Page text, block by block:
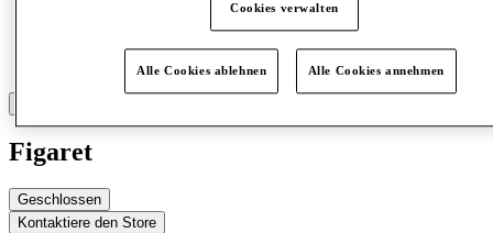
Figaret
Geschlossen
Kontaktiere den Store
Cookies verwalten
Alle Cookies ablehnen Alle Cookies annehmen